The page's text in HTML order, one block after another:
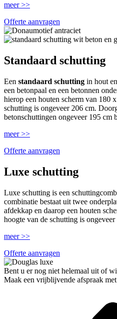
meer >>
Offerte aanvragen
Standaard schutting
Een standaard schutting in hout
een betonpaal en een betonnen
hierop een houten scherm van 180
schutting is ongeveer 206 cm.
betonschuttingen ongeveer 195 cm
meer >>
Offerte aanvragen
Luxe schutting
Luxe schutting is een
combinatie bestaat uit twee
afdekkap en daarop een houten
hoogte van de schutting is ongeveer
meer >>
Offerte aanvragen
Bent u er nog niet helemaal uit of
Maak een vrijblijvende afspraak